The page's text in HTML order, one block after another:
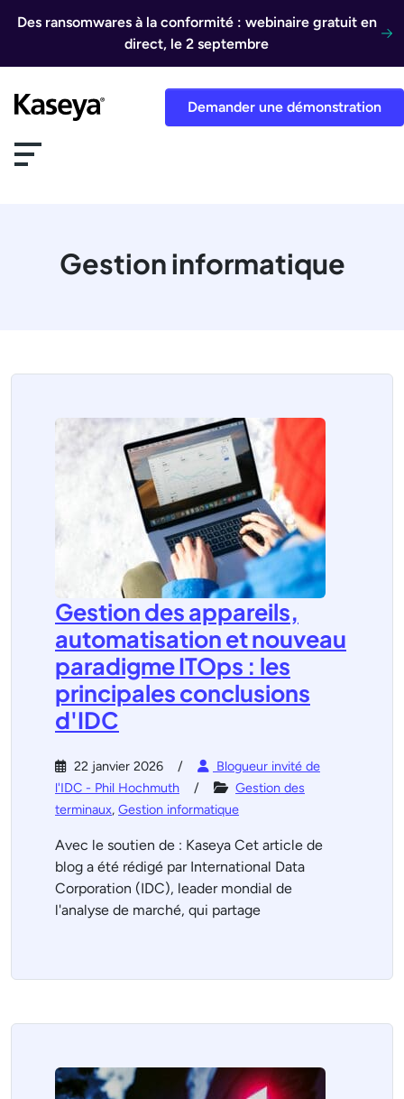
Des ransomwares à la conformité : webinaire gratuit en
direct, le 2 septembre
Demander une démonstration
Gestion informatique
Gestion des appareils,
automatisation et nouveau
paradigme ITOps : les
principales conclusions
d'IDC
22 janvier 2026
Blogueur invité de
l'IDC - Phil Hochmuth
Gestion des
terminaux, Gestion informatique
Avec le soutien de : Kaseya Cet article de
blog a été rédigé par International Data
Corporation (IDC), leader mondial de
l'analyse de marché, qui partage